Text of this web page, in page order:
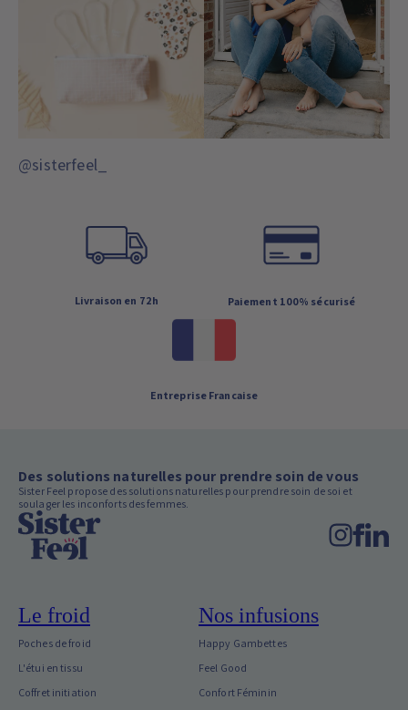
@sisterfeel_
Livraison en 72h Paiement 100% sécurisé
Entreprise Francaise
Des solutions naturelles pour prendre soin de vous
Sister Feel propose des solutions naturelles pour prendre soin de soi et
soulager les inconforts des femmes.
Le froid
Poches de froid
L'étui en tissu
Coffret initiation
Nos infusions
Happy Gambettes
Feel Good
Confort Féminin